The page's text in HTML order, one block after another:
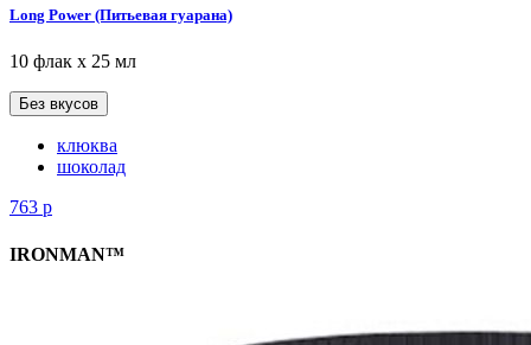
Long Power (Питьевая гуарана)
10 флак х 25 мл
Без вкусов
клюква
шоколад
763 р
IRONMAN™